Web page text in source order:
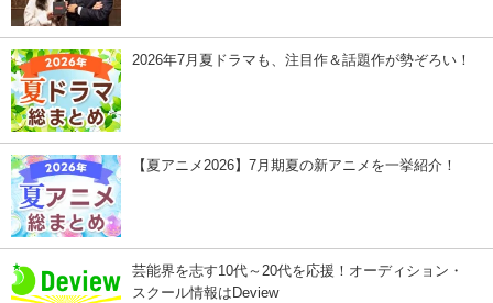
2026年7月夏ドラマも、注目作＆話題作が勢ぞろい！
【夏アニメ2026】7月期夏の新アニメを一挙紹介！
芸能界を志す10代～20代を応援！オーディション・
スクール情報はDeview